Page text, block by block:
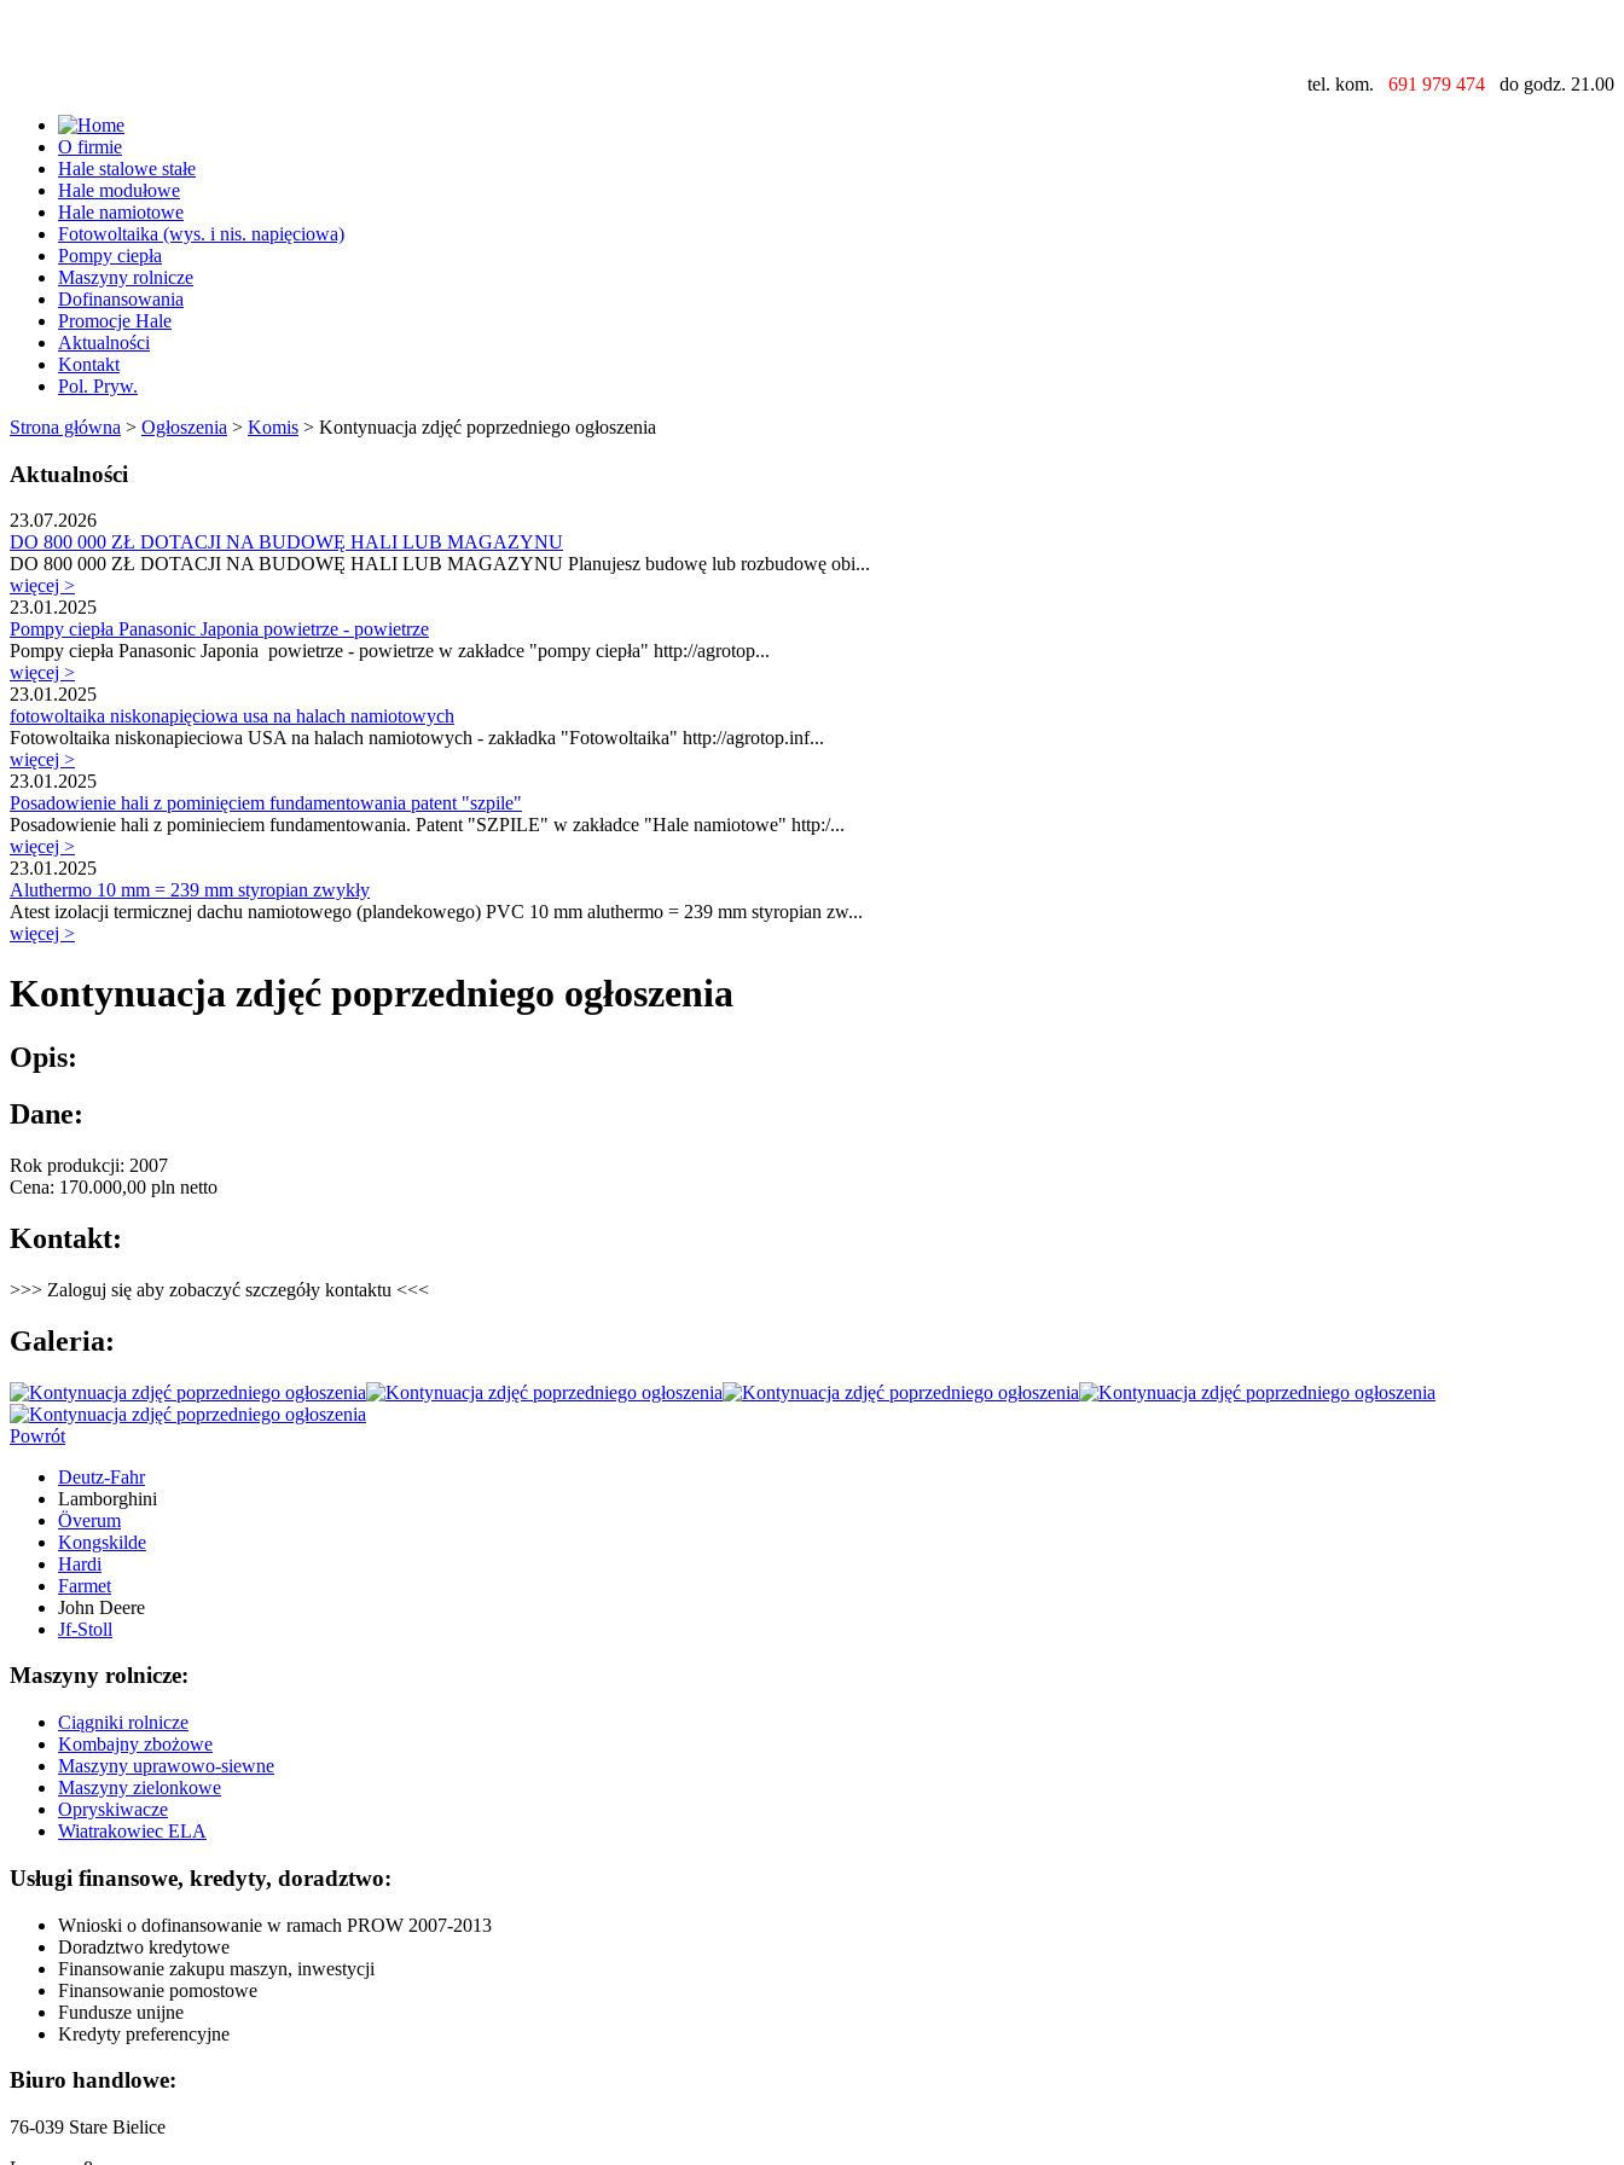
tel. kom. 691 979 474 do godz. 21.00
O firmie
Hale stalowe stałe
Hale modułowe
Hale namiotowe
Fotowoltaika (wys. i nis. napięciowa)
Pompy ciepła
Maszyny rolnicze
Dofinansowania
Promocje Hale
Aktualności
Kontakt
Pol. Pryw.
Strona główna > Ogłoszenia > Komis > Kontynuacja zdjęć poprzedniego ogłoszenia
Aktualności
23.07.2026
DO 800 000 ZŁ DOTACJI NA BUDOWĘ HALI LUB MAGAZYNU
DO 800 000 ZŁ DOTACJI NA BUDOWĘ HALI LUB MAGAZYNU Planujesz budowę lub rozbudowę obi...
więcej >
23.01.2025
Pompy ciepła Panasonic Japonia powietrze - powietrze
Pompy ciepła Panasonic Japonia powietrze - powietrze w zakładce "pompy ciepła" http://agrotop...
więcej >
23.01.2025
fotowoltaika niskonapięciowa usa na halach namiotowych
Fotowoltaika niskonapieciowa USA na halach namiotowych - zakładka "Fotowoltaika" http://agrotop.inf...
więcej >
23.01.2025
Posadowienie hali z pominięciem fundamentowania patent "szpile"
Posadowienie hali z pominieciem fundamentowania. Patent "SZPILE" w zakładce "Hale namiotowe" http:/...
więcej >
23.01.2025
Aluthermo 10 mm = 239 mm styropian zwykły
Atest izolacji termicznej dachu namiotowego (plandekowego) PVC 10 mm aluthermo = 239 mm styropian zw...
więcej >
Kontynuacja zdjęć poprzedniego ogłoszenia
Opis:
Dane:
Rok produkcji: 2007
Cena: 170.000,00 pln netto
Kontakt:
>>> Zaloguj się aby zobaczyć szczegóły kontaktu <<<
Galeria:
Powrót
Deutz-Fahr
Lamborghini
Överum
Kongskilde
Hardi
Farmet
John Deere
Jf-Stoll
Maszyny rolnicze:
Ciągniki rolnicze
Kombajny zbożowe
Maszyny uprawowo-siewne
Maszyny zielonkowe
Opryskiwacze
Wiatrakowiec ELA
Usługi finansowe, kredyty, doradztwo:
Wnioski o dofinansowanie w ramach PROW 2007-2013
Doradztwo kredytowe
Finansowanie zakupu maszyn, inwestycji
Finansowanie pomostowe
Fundusze unijne
Kredyty preferencyjne
Biuro handlowe:
76-039 Stare Bielice